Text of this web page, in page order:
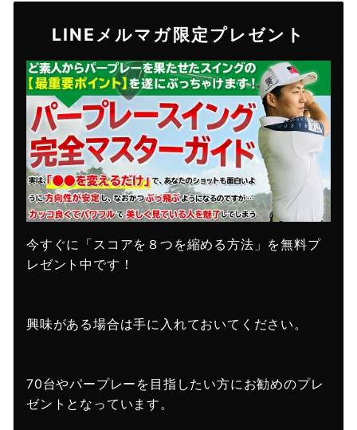
LINEメルマガ限定プレゼント
今すぐに「スコアを８つを縮める方法」を無料プ
レゼント中です！
興味がある場合は手に入れておいてください。
70台やパープレーを目指したい方にお勧めのプレ
ゼントとなっています。